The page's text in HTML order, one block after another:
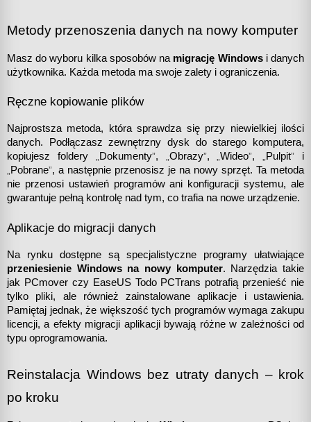
Metody przenoszenia danych na nowy komputer
Masz do wyboru kilka sposobów na migrację Windows i danych
użytkownika. Każda metoda ma swoje zalety i ograniczenia.
Ręczne kopiowanie plików
Najprostsza metoda, która sprawdza się przy niewielkiej ilości
danych. Podłączasz zewnętrzny dysk do starego komputera,
kopiujesz foldery „Dokumenty”, „Obrazy”, „Wideo”, „Pulpit”
„Pobrane”, a następnie przenosisz je na nowy sprzęt. Ta metoda
nie przenosi ustawień programów ani konfiguracji systemu, ale
gwarantuje pełną kontrolę nad tym, co trafia na nowe urządzenie.
Aplikacje do migracji danych
przeniesienie Windows na nowy komputer. Narzędzia takie
jak PCmover czy EaseUS Todo PCTrans potrafią przenieść nie
tylko pliki, ale również zainstalowane aplikacje i ustawienia.
Pamiętaj jednak, że większość tych programów wymaga zakupu
licencji, a efekty migracji aplikacji bywają różne w zależności od
typu oprogramowania.
Reinstalacja Windows bez utraty danych – krok
po kroku